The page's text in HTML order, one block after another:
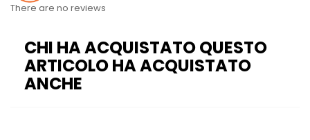
There are no reviews
CHI HA ACQUISTATO QUESTO
ARTICOLO HA ACQUISTATO
ANCHE